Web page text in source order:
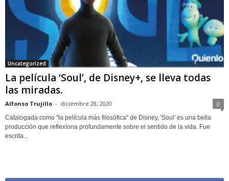
Uncategorized
La película ‘Soul’, de Disney+, se lleva todas
las miradas.
Alfonso Trujillo - diciembre 28, 2020 0
Catalogada como "la película más filosófica" de Disney, 'Soul' es una bella
producción que reflexiona profundamente sobre el sentido de la vida. Fue
escrita...